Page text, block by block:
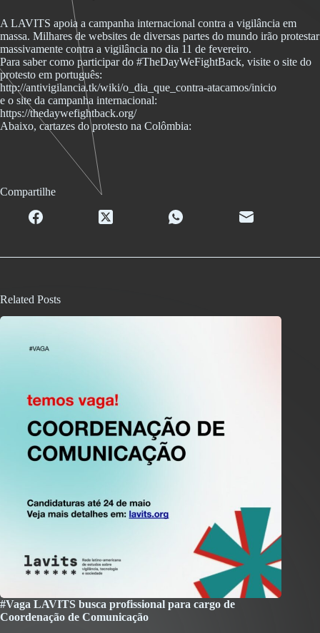
A LAVITS apoia a campanha internacional contra a vigilância em
massa. Milhares de websites de diversas partes do mundo irão protestar
massivamente contra a vigilância no dia 11 de fevereiro.
Para saber como participar do #TheDayWeFightBack, visite o site do
protesto em português:
http://antivigilancia.tk/wiki/o_dia_que_contra-atacamos/inicio
e o site da campanha internacional:
https://thedaywefightback.org/
Abaixo, cartazes do protesto na Colômbia:
Compartilhe
Related Posts
#Vaga LAVITS busca profissional para cargo de
Coordenação de Comunicação